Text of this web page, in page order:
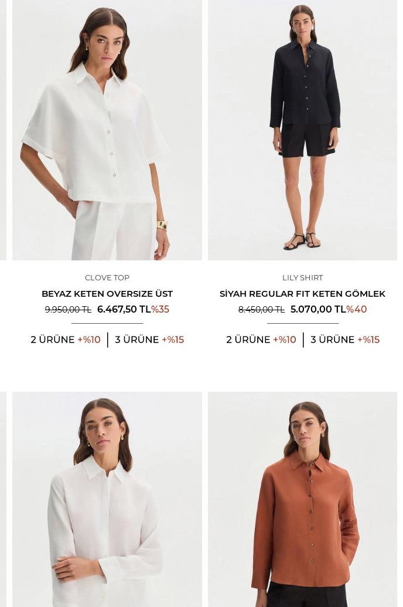
CLOVE TOP
BEYAZ KETEN OVERSIZE ÜST
9.950,00TL 6.467,50 TL%35
LILY SHIRT
SIYAH REGULAR FIT KETEN GÖMLEK
8.450,00TL 5.070,00 TL%40